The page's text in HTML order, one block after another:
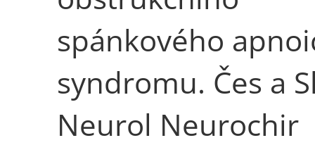
spánkového
syndromu. Čes a
Neurol Neurochir